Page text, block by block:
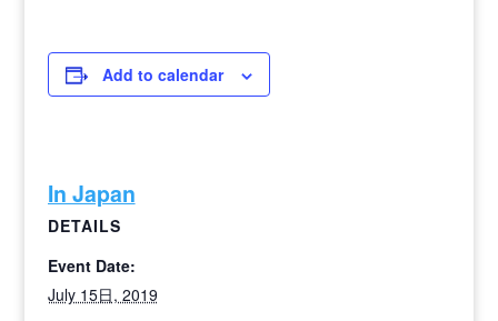
Add to calendar
In Japan
DETAILS
Event Date:
July 15日, 2019